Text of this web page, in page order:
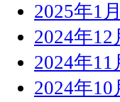
2025年1月
2024年12
2024年11
2024年10